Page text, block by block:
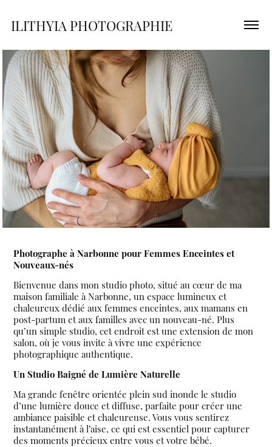
ILITHYIA PHOTOGRAPHIE
Photographe à Narbonne pour Femmes Enceintes et
Nouveaux-nés
Bienvenue dans mon studio photo, situé au cœur de ma
maison familiale à Narbonne, un espace lumineux et
chaleureux dédié aux femmes enceintes, aux mamans en
post-partum et aux familles avec un nouveau-né. Plus
qu’un simple studio, cet endroit est une extension de mon
salon, où je vous invite à vivre une expérience
photographique authentique.
Un Studio Baigné de Lumière Naturelle
Ma grande fenêtre orientée plein sud inonde le studio
d’une lumière douce et diffuse, parfaite pour créer une
ambiance paisible et chaleureuse. Vous vous sentirez
instantanément à l’aise, ce qui est essentiel pour capturer
des moments précieux entre vous et votre bébé.